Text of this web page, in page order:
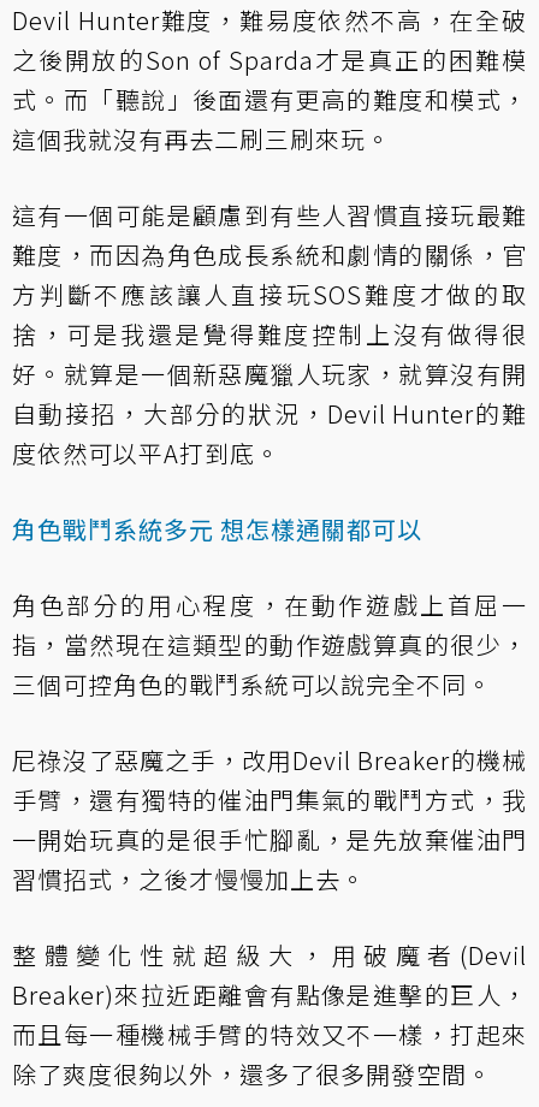
Devil Hunter難度，難易度依然不高，在全破
之後開放的Son of Sparda才是真正的困難模
式。而「聽說」後面還有更高的難度和模式，
這個我就沒有再去二刷三刷來玩。
這有一個可能是顧慮到有些人習慣直接玩最難
難度，而因為角色成長系統和劇情的關係，官
方判斷不應該讓人直接玩SOS難度才做的取
捨，可是我還是覺得難度控制上沒有做得很
好。就算是一個新惡魔獵人玩家，就算沒有開
自動接招，大部分的狀況，Devil Hunter的難
度依然可以平A打到底。
角色戰鬥系統多元 想怎樣通關都可以
角色部分的用心程度，在動作遊戲上首屈一
指，當然現在這類型的動作遊戲算真的很少，
三個可控角色的戰鬥系統可以說完全不同。
尼祿沒了惡魔之手，改用Devil Breaker的機械
手臂，還有獨特的催油門集氣的戰鬥方式，我
一開始玩真的是很手忙腳亂，是先放棄催油門
習慣招式，之後才慢慢加上去。
整體變化性就超級大，用破魔者(Devil
Breaker)來拉近距離會有點像是進擊的巨人，
而且每一種機械手臂的特效又不一樣，打起來
除了爽度很夠以外，還多了很多開發空間。